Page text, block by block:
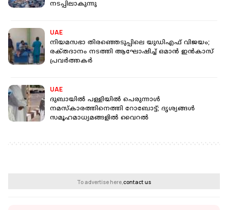
നടപ്പിലാകുന്നു
UAE
നിയമസഭാ തിരഞ്ഞെടുപ്പിലെ യുഡിഎഫ് വിജയം;
രക്‌തദാനം നടത്തി ആഘോഷിച്ച് ഒമാൻ ഇൻകാസ്
പ്രവർത്തകർ
UAE
ദുബായിൽ പള്ളിയിൽ പെരുന്നാൾ
നമസ്കാരത്തിനെത്തി റോബോട്ട്; ദൃശ്യങ്ങൾ
സമൂഹമാധ്യമങ്ങളിൽ വൈറൽ
To advertise here,contact us